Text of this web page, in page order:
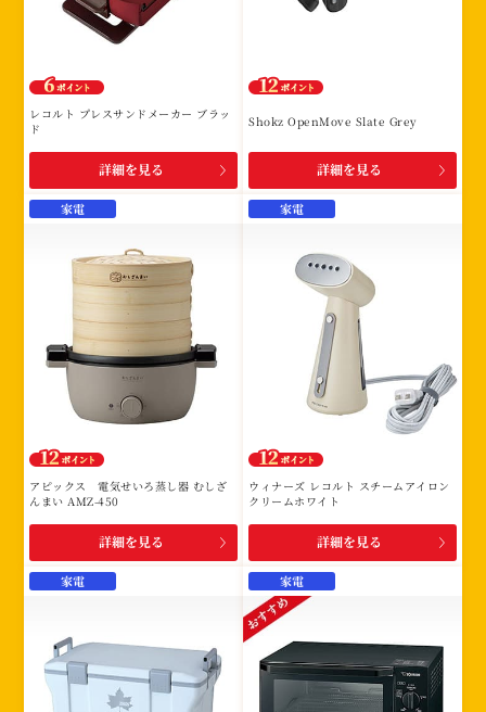
レコルト プレスサンドメーカー ブラッ
ド
詳細を見る
Shokz OpenMove Slate Grey
詳細を見る
家電
アピックス 電気せいろ蒸し器 むしざ
んまい AMZ-450
詳細を見る
家電
ウィナーズ レコルト スチームアイロン
クリームホワイト
詳細を見る
家電 家電